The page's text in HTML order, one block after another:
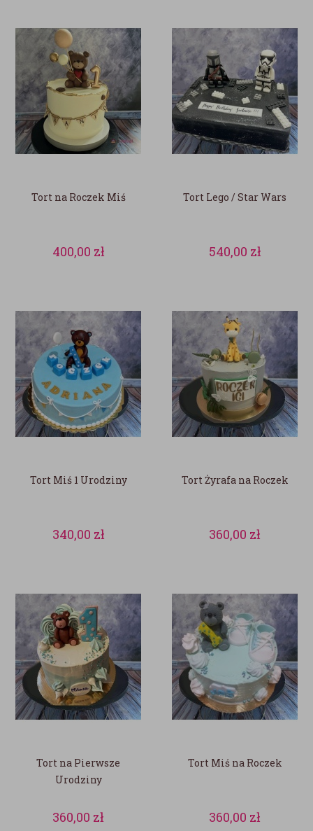
Tort na Roczek Miś
400,00 zł
Tort Lego / Star Wars
540,00 zł
Tort Miś 1 Urodziny
340,00 zł
Tort Żyrafa na Roczek
360,00 zł
Tort na Pierwsze
Urodziny
360,00 zł
Tort Miś na Roczek
360,00 zł